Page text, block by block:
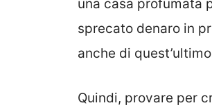
una casa profumata
sprecato denaro in
anche di
Quindi, provare per